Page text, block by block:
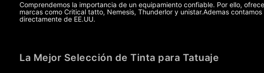
Comprendemos la importancia de un equipamiento confiable. Por ello,
marcas como Critical tatto, Nemesis, Thunderlor y unistar.Ademas
directamente de EE.UU.
La Mejor Selección de Tinta para Tatuaje